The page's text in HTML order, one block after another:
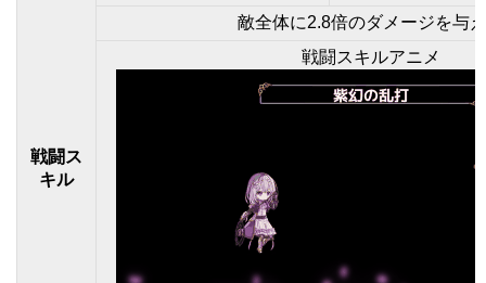
戦闘ス
キル
敵全体に2.8倍のダメージを与
戦闘スキルアニメ